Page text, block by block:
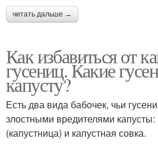
читать дальше →
Как избавиться от
гусениц. Какие
капусту?
Есть два вида бабочек, чьи
злостными вредителями капусты:
(капустница) и капустная совка.